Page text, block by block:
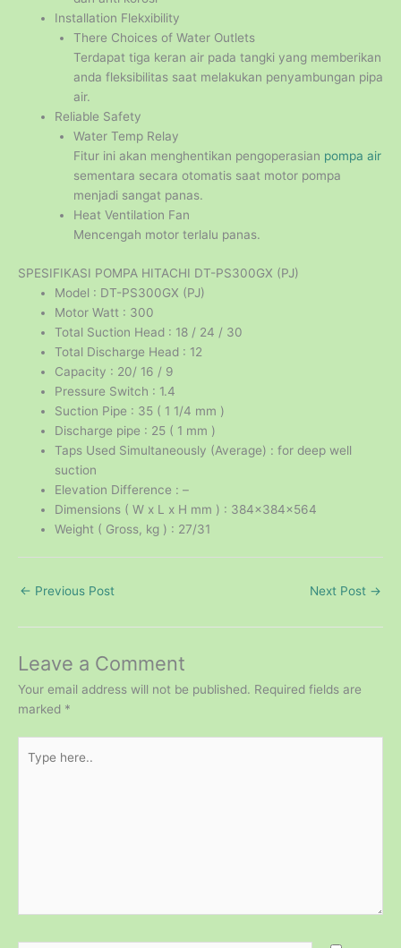
Installation Flekxibility
There Choices of Water Outlets
Terdapat tiga keran air pada tangki yang memberikan
anda fleksibilitas saat melakukan penyambungan pipa
air.
Reliable Safety
Water Temp Relay
Fitur ini akan menghentikan pengoperasian pompa air
sementara secara otomatis saat motor pompa
menjadi sangat panas.
Heat Ventilation Fan
Mencengah motor terlalu panas.
SPESIFIKASI POMPA HITACHI DT-PS300GX (PJ)
Model : DT-PS300GX (PJ)
Motor Watt : 300
Total Suction Head : 18 / 24 / 30
Total Discharge Head : 12
Capacity : 20/ 16 / 9
Pressure Switch : 1.4
Suction Pipe : 35 ( 1 1/4 mm )
Discharge pipe : 25 ( 1 mm )
Taps Used Simultaneously (Average) : for deep well
suction
Elevation Difference : –
Dimensions ( W x L x H mm ) : 384x384x564
Weight ( Gross, kg ) : 27/31
← Previous Post Next Post →
Leave a Comment
Your email address will not be published. Required fields are
marked *
here..